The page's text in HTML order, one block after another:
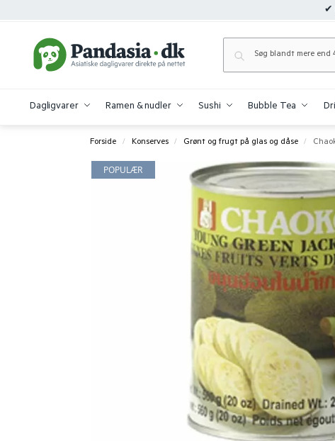
✔
Dagligvarer Ramen & nudler Sushi Bubble Tea
Forside / Konserves / Grønt og frugt på glas og dåse /
POPULÆR